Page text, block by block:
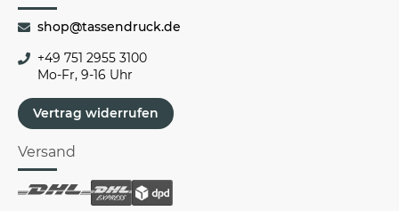
shop@tassendruck.de
+49 751 2955 3100
Mo-Fr, 9-16 Uhr
Vertrag widerrufen
Versand